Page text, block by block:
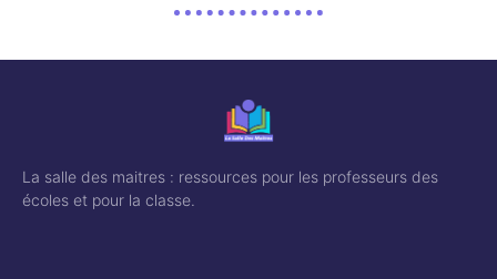
La salle des maitres : ressources pour les professeurs des
écoles et pour la classe.